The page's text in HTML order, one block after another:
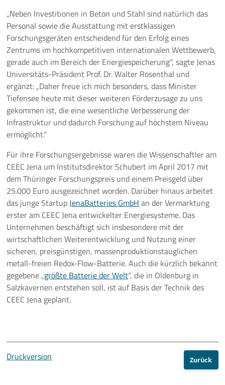
„Neben Investitionen in Beton und Stahl sind natürlich das
Personal sowie die Ausstattung mit erstklassigen
Forschungsgeräten entscheidend für den Erfolg eines
Zentrums im hochkompetitiven internationalen Wettbewerb,
gerade auch im Bereich der Energiespeicherung“, sagte Jenas
Universitäts-Präsident Prof. Dr. Walter Rosenthal und
ergänzt: „Daher freue ich mich besonders, dass Minister
Tiefensee heute mit dieser weiteren Förderzusage zu uns
gekommen ist, die eine wesentliche Verbesserung der
Infrastruktur und dadurch Forschung auf höchstem Niveau
ermöglicht.“
Für ihre Forschungsergebnisse waren die Wissenschaftler am
CEEC Jena um Institutsdirektor Schubert im April 2017 mit
dem Thüringer Forschungspreis und einem Preisgeld über
25.000 Euro ausgezeichnet worden. Darüber hinaus arbeitet
das junge StartupJenaBatteries GmbH an der Vermarktung
erster am CEEC Jena entwickelter Energiesysteme. Das
Unternehmen beschäftigt sich insbesondere mit der
wirtschaftlichen Weiterentwicklung und Nutzung einer
sicheren, preisgünstigen, massenproduktionstauglichen
metall-freien Redox-Flow-Batterie. Auch die kürzlich bekannt
gegebene „größte Batterie der Welt“, die in Oldenburg in
Salzkavernen entstehen soll, ist auf Basis der Technik des
CEEC Jena geplant.
Druckversion Zurück